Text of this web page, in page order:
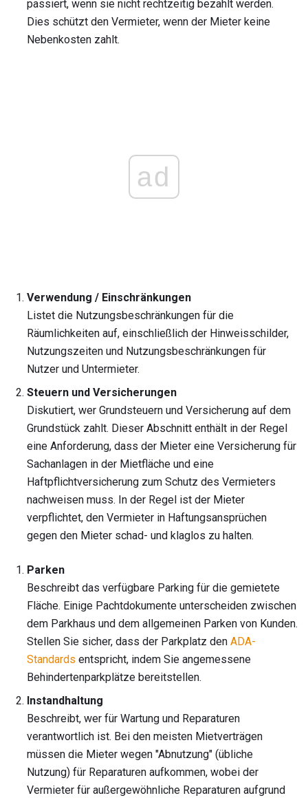
passiert, wenn sie nicht rechtzeitig bezahlt werden.
Dies schützt den Vermieter, wenn der Mieter keine
Nebenkosten zahlt.
ad
Verwendung / Einschränkungen
Listet die Nutzungsbeschränkungen für die
Räumlichkeiten auf, einschließlich der Hinweisschilder,
Nutzungszeiten und Nutzungsbeschränkungen für
Nutzer und Untermieter.
Steuern und Versicherungen
Diskutiert, wer Grundsteuern und Versicherung auf dem
Grundstück zahlt. Dieser Abschnitt enthält in der Regel
eine Anforderung, dass der Mieter eine Versicherung für
Sachanlagen in der Mietfläche und eine
Haftpflichtversicherung zum Schutz des Vermieters
nachweisen muss. In der Regel ist der Mieter
verpflichtet, den Vermieter in Haftungsansprüchen
gegen den Mieter schad- und klaglos zu halten.
Parken
Beschreibt das verfügbare Parking für die gemietete
Fläche. Einige Pachtdokumente unterscheiden zwischen
dem Parkhaus und dem allgemeinen Parken von Kunden.
Stellen Sie sicher, dass der Parkplatz den ADA-
Standards entspricht, indem Sie angemessene
Behindertenparkplätze bereitstellen.
Instandhaltung
Beschreibt, wer für Wartung und Reparaturen
verantwortlich ist. Bei den meisten Mietverträgen
müssen die Mieter wegen "Abnutzung" (übliche
Nutzung) für Reparaturen aufkommen, wobei der
Vermieter für außergewöhnliche Reparaturen aufgrund